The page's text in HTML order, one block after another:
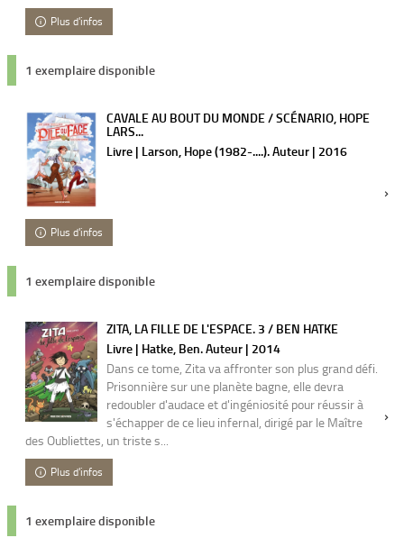
Plus d'infos
1 exemplaire disponible
CAVALE AU BOUT DU MONDE / SCÉNARIO, HOPE
LARS...
Livre | Larson, Hope (1982-....). Auteur | 2016
Plus d'infos
1 exemplaire disponible
ZITA, LA FILLE DE L'ESPACE. 3 / BEN HATKE
Livre | Hatke, Ben. Auteur | 2014
Dans ce tome, Zita va affronter son plus grand défi.
Prisonnière sur une planète bagne, elle devra
redoubler d'audace et d'ingéniosité pour réussir à
s'échapper de ce lieu infernal, dirigé par le Maître
des Oubliettes, un triste s...
Plus d'infos
1 exemplaire disponible